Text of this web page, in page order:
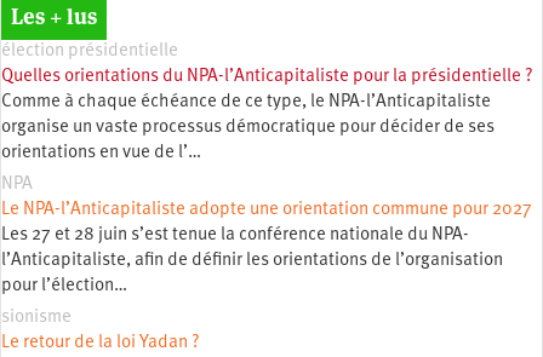
Les + lus
élection présidentielle
Quelles orientations du NPA-l’Anticapitaliste pour la présidentielle ?
Comme à chaque échéance de ce type, le NPA-l’Anticapitaliste
organise un vaste processus démocratique pour décider de ses
orientations en vue de l’…
NPA
Le NPA-l’Anticapitaliste adopte une orientation commune pour 2027
Les 27 et 28 juin s’est tenue la conférence nationale du NPA-
l’Anticapitaliste, afin de définir les orientations de l’organisation
pour l’élection…
sionisme
Le retour de la loi Yadan ?